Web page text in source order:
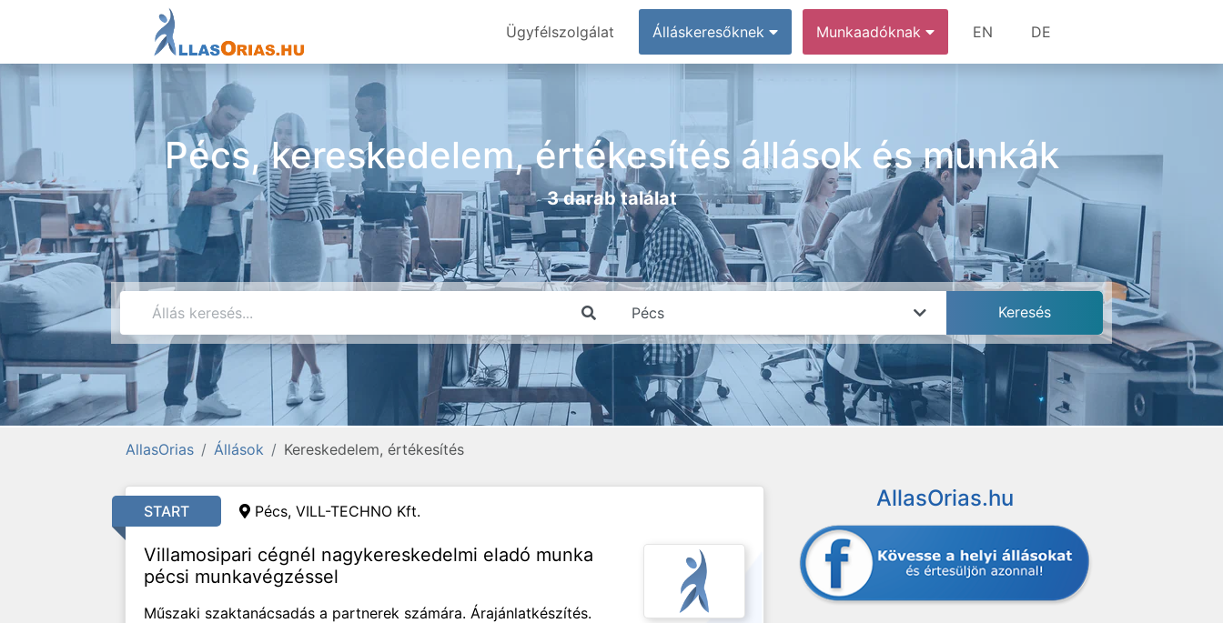
Ügyfélszolgálat Álláskeresőknek Munkaadóknak EN DE
Pécs, kereskedelem, értékesítés állások és munkák
3 darab találat
AllasOrias Állások Kereskedelem, értékesítés
START Pécs, VILL-TECHNO Kft.
Villamosipari cégnél nagykereskedelmi eladó munka
pécsi munkavégzéssel
Műszaki szaktanácsadás a partnerek számára. Árajánlatkészítés.
AllasOrias.hu